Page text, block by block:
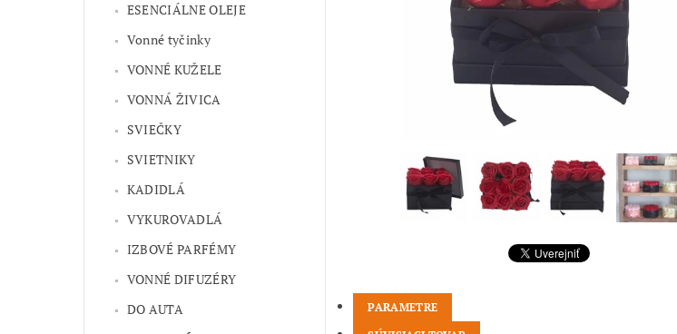
ESENCIÁLNE OLEJE
Vonné tyčinky
VONNÉ KUŽELE
VONNÁ ŽIVICA
SVIEČKY
SVIETNIKY
KADIDLÁ
VYKUROVADLÁ
IZBOVÉ PARFÉMY
VONNÉ DIFUZÉRY
DO AUTA
PARAMETRE